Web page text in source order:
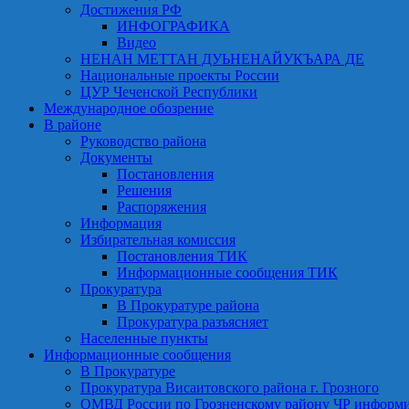
Достижения РФ
ИНФОГРАФИКА
Видео
НЕНАН МЕТТАН ДУЬНЕНАЙУКЪАРА ДЕ
Национальные проекты России
ЦУР Чеченской Республики
Международное обозрение
В районе
Руководство района
Документы
Постановления
Решения
Распоряжения
Информация
Избирательная комиссия
Постановления ТИК
Информационные сообщения ТИК
Прокуратура
В Прокуратуре района
Прокуратура разъясняет
Населенные пункты
Информационные сообщения
В Прокуратуре
Прокуратура Висаитовского района г. Грозного
ОМВД России по Грозненскому району ЧР